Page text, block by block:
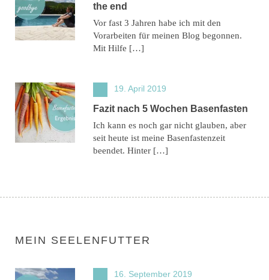
the end
Vor fast 3 Jahren habe ich mit den
Vorarbeiten für meinen Blog begonnen.
Mit Hilfe […]
19. April 2019
Fazit nach 5 Wochen Basenfasten
Ich kann es noch gar nicht glauben, aber
seit heute ist meine Basenfastenzeit
beendet. Hinter […]
MEIN SEELENFUTTER
16. September 2019